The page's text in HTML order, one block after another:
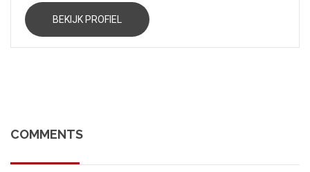
BEKIJK PROFIEL
COMMENTS